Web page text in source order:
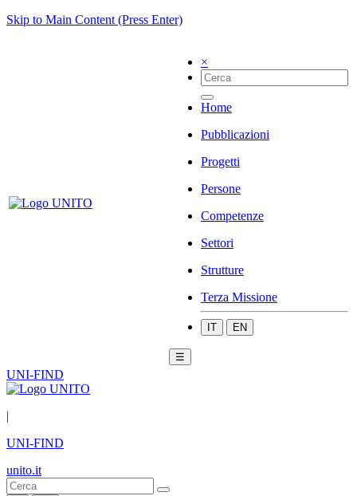
Skip to Main Content (Press Enter)
×
Home
Pubblicazioni
Progetti
Persone
Competenze
Settori
Strutture
Terza Missione
IT EN
☰
UNI-FIND
|
UNI-FIND
unito.it